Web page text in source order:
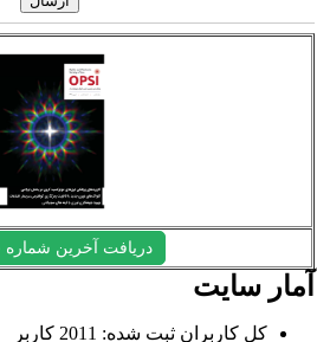
دریافت آخرین شماره
سایت
کل کاربران ثبت شده: 2011 کاربر